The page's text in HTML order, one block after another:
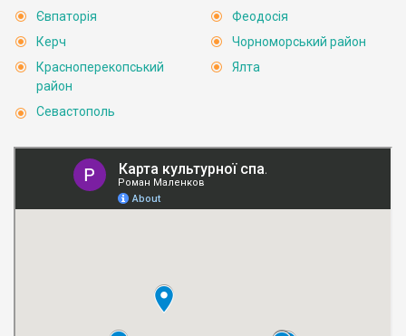
Євпаторія
Керч
Красноперекопський
район
Севастополь
Феодосія
Чорноморський район
Ялта